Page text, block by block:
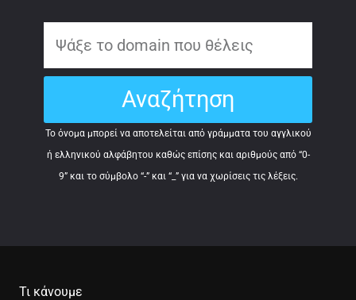
m
i
n
Αναζήτηση
Το όνομα μπορεί να αποτελείται από γράμματα του αγγλικού
ή ελληνικού αλφάβητου καθώς επίσης και αριθμούς από “0-
9” και το σύμβολο “-” και “_” για να χωρίσεις τις λέξεις.
Τι κάνουμε